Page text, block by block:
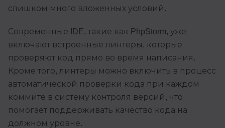
слишком много вложенных условий.
Современные IDE, такие как PhpStorm, уже
включают встроенные линтеры, которые
проверяют код прямо во время написания.
Кроме того, линтеры можно включить в процесс
автоматической проверки кода при каждом
коммите в систему контроля версий, что
помогает поддерживать качество кода на
должном уровне.